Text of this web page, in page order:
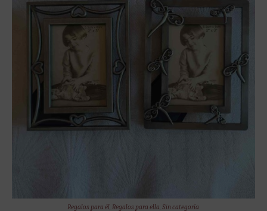
Regalos para él,Regalos para ella,Sin categoría